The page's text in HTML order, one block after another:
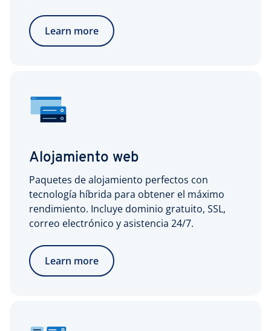
Learn more
Alojamiento web
Paquetes de alojamiento perfectos con
tecnología híbrida para obtener el máximo
rendimiento. Incluye dominio gratuito, SSL,
correo electrónico y asistencia 24/7.
Learn more